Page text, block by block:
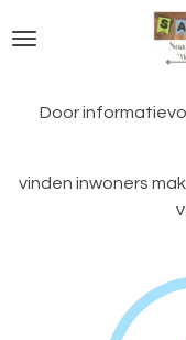
direct
Door
vinden inwoners